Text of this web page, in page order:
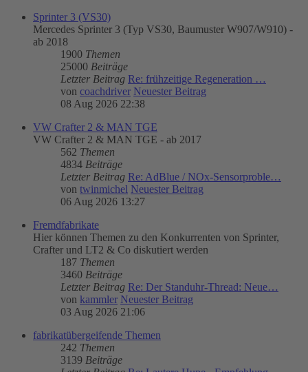
Sprinter 3 (VS30)
Mercedes Sprinter 3 (Typ VS30, Baumuster W907/W910) -
ab 2018
1900 Themen
25000 Beiträge
Letzter Beitrag Re: frühzeitige Regeneration …
von coachdriver Neuester Beitrag
08 Aug 2026 22:38
VW Crafter 2 & MAN TGE
VW Crafter 2 & MAN TGE - ab 2017
562 Themen
4834 Beiträge
Letzter Beitrag Re: AdBlue / NOx-Sensorproble…
von twinmichel Neuester Beitrag
06 Aug 2026 13:27
Fremdfabrikate
Hier können Themen zu den Konkurrenten von Sprinter,
Crafter und LT2 & Co diskutiert werden
187 Themen
3460 Beiträge
Letzter Beitrag Re: Der Standuhr-Thread: Neue…
von kammler Neuester Beitrag
03 Aug 2026 21:06
fabrikatübergeifende Themen
242 Themen
3139 Beiträge